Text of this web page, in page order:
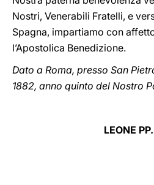
Nostri, Venerabili Fratelli, e
Spagna, impartiamo con
l’Apostolica Benedizione.
Dato a Roma, presso San
1882, anno quinto del Nostro
LEONE